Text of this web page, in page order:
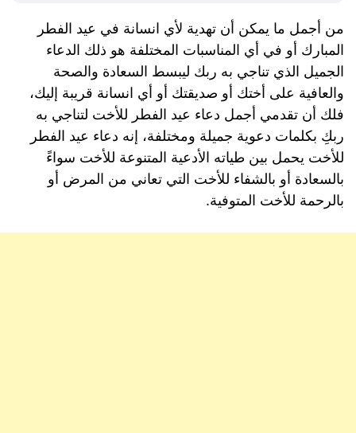
من أجمل ما يمكن أن تهدية لأي انسانة في عيد الفطر
المبارك أو في أي المناسبات المختلفة هو ذلك الدعاء
الجميل الذي تناجي به ربك ليبسط السعادة والصحة
والعافية على أختك أو صديقتك أو أي انسانة قريبة إليك،
فلك أن تقدمي أجمل دعاء عيد الفطر للأخت لتناجي به
ربكِ بكلمات دعوية جميلة ومختلفة، إنه دعاء عيد الفطر
للأخت يحمل بين طياته الأدعية المتنوعة للأخت سواءً
بالسعادة أو بالشفاء للأخت التي تعاني من المرض أو
بالرحمة للأخت المتوفية.